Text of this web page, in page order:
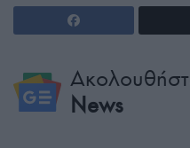
News